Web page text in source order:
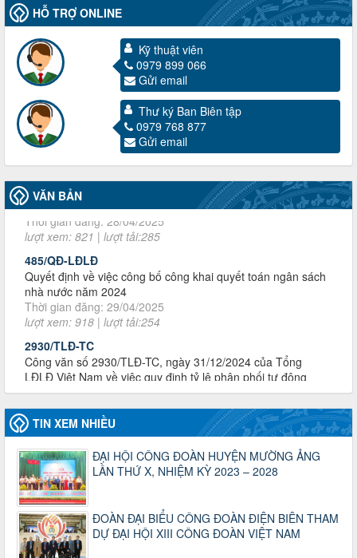
HỖ TRỢ ONLINE
Kỹ thuật viên
0979 899 066
Gửi email
Thư ký Ban Biên tập
0979 768 877
Gửi email
VĂN BẢN
3716/TLD-TC
Công văn hướng dẫn công tác quả lý tài chính, tài sản công
đoàn khi đơn vị sát nhập, chấm dứt hoạt động
Thời gian đăng: 13/04/2025
lượt xem: 2005 | lượt tải:720
Thông báo công khai dự toán thu, chi tài chính công đoàn
LĐLĐ tỉnh Điện Biên năm 2025
Thời gian đăng: 28/04/2025
lượt xem: 821 | lượt tải:285
485/QĐ-LĐLĐ
Quyết định về việc công bố công khai quyết toán ngân sách
nhà nước năm 2024
Thời gian đăng: 29/04/2025
lượt xem: 918 | lượt tải:254
2930/TLĐ-TC
Công văn số 2930/TLĐ-TC, ngày 31/12/2024 của Tổng
LĐLĐ Việt Nam về việc quy định tỷ lệ phân phối tự động
KPCĐ 2% qua tài khoản Công đoàn Việt Nam về các cấp
Công đoàn năm 2025
Thời gian đăng: 06/01/2025
lượt xem: 1067 | lượt tải:437
47-TTCĐ/BTGTU
Thông tin chuyên đề: Một số nôi dung về sắp xếp tổ chức bộ
máy của hệ thống chính trị tinh gọn, hoạt động hiệu lực, hiệu
quả
lượt xem: 1226 | lượt tải:339
37/HD-TLĐ
Hướng dẫn Công đoàn với việc tổ chức và hoạt động của
Ban Thanh tra Nhân dân
Thời gian đăng: 27/12/2024
lượt xem: 4950 | lượt tải:1353
TIN XEM NHIỀU
ĐẠI HỘI CÔNG ĐOÀN HUYỆN MƯỜNG ẢNG
LẦN THỨ X, NHIỆM KỲ 2023 – 2028
ĐOÀN ĐẠI BIỂU CÔNG ĐOÀN ĐIỆN BIÊN THAM
DỰ ĐẠI HỘI XIII CÔNG ĐOÀN VIỆT NAM